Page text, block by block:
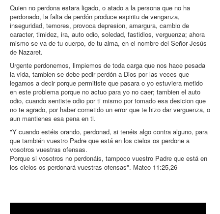
Quien no perdona estara ligado, o atado a la persona que no ha
perdonado, la falta de perdón produce espiritu de venganza,
inseguridad, temores, provoca depresion, amargura, cambio de
caracter, timidez, ira, auto odio, soledad, fastidios, verguenza; ahora
mismo se va de tu cuerpo, de tu alma, en el nombre del Señor Jesús
de Nazaret.
Urgente perdonemos, limpiemos de toda carga que nos hace pesada
la vida, tambien se debe pedir perdón a Dios por las veces que
legamos a decir porque permitiste que pasara o yo estuviera metido
en este problema porque no actuo para yo no caer; tambien el auto
odio, cuando sentiste odio por ti mismo por tomado esa desicion que
no te agrado, por haber cometido un error que te hizo dar verguenza, o
aun mantienes esa pena en ti.
"Y cuando estéis orando, perdonad, si tenéis algo contra alguno, para
que también vuestro Padre que está en los cielos os perdone a
vosotros vuestras ofensas.
Porque si vosotros no perdonáis, tampoco vuestro Padre que está en
los cielos os perdonará vuestras ofensas". Mateo 11:25,26